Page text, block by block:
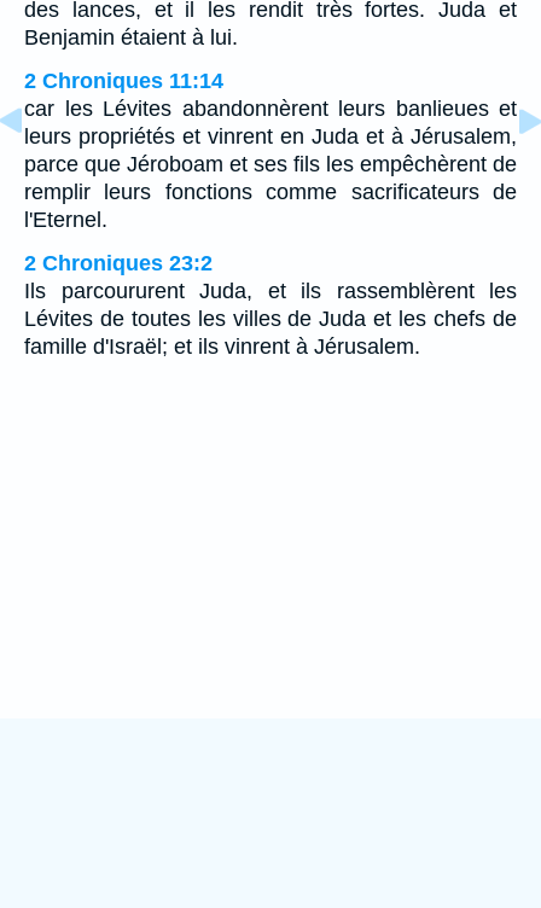
des lances, et il les rendit très fortes. Juda et
Benjamin étaient à lui.
2 Chroniques 11:14
car les Lévites abandonnèrent leurs banlieues et
leurs propriétés et vinrent en Juda et à Jérusalem,
parce que Jéroboam et ses fils les empêchèrent de
remplir leurs fonctions comme sacrificateurs de
l'Eternel.
2 Chroniques 23:2
Ils parcoururent Juda, et ils rassemblèrent les
Lévites de toutes les villes de Juda et les chefs de
famille d'Israël; et ils vinrent à Jérusalem.